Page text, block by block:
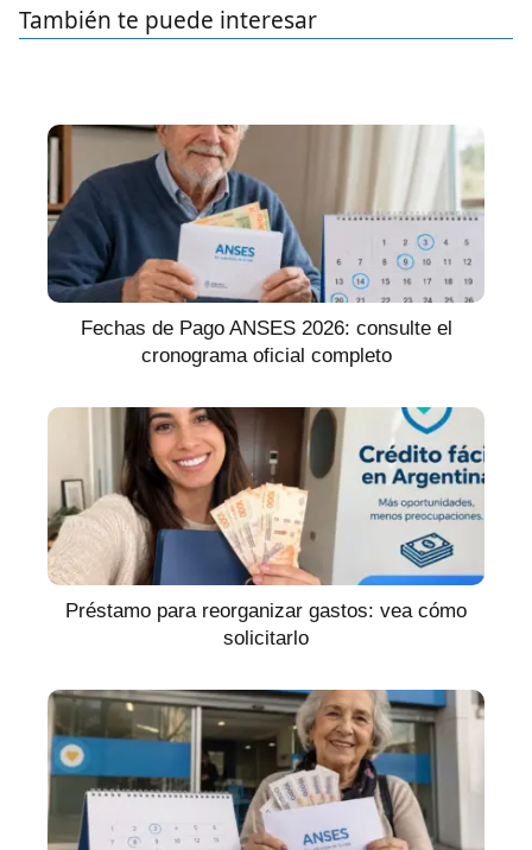
También te puede interesar
Fechas de Pago ANSES 2026: consulte el
cronograma oficial completo
Préstamo para reorganizar gastos: vea cómo
solicitarlo